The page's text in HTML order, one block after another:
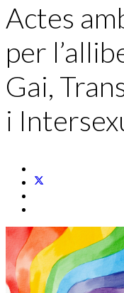
Actes
per
Gai,
i